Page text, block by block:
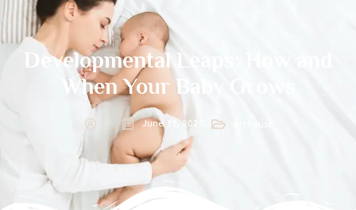
Developmental Leaps: How and
When Your Baby Grows
June 11, 2025